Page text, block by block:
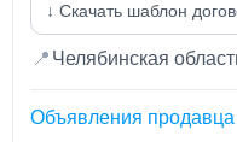
↓ Скачать шаблон
📍 Челябинская
Объявления продавца